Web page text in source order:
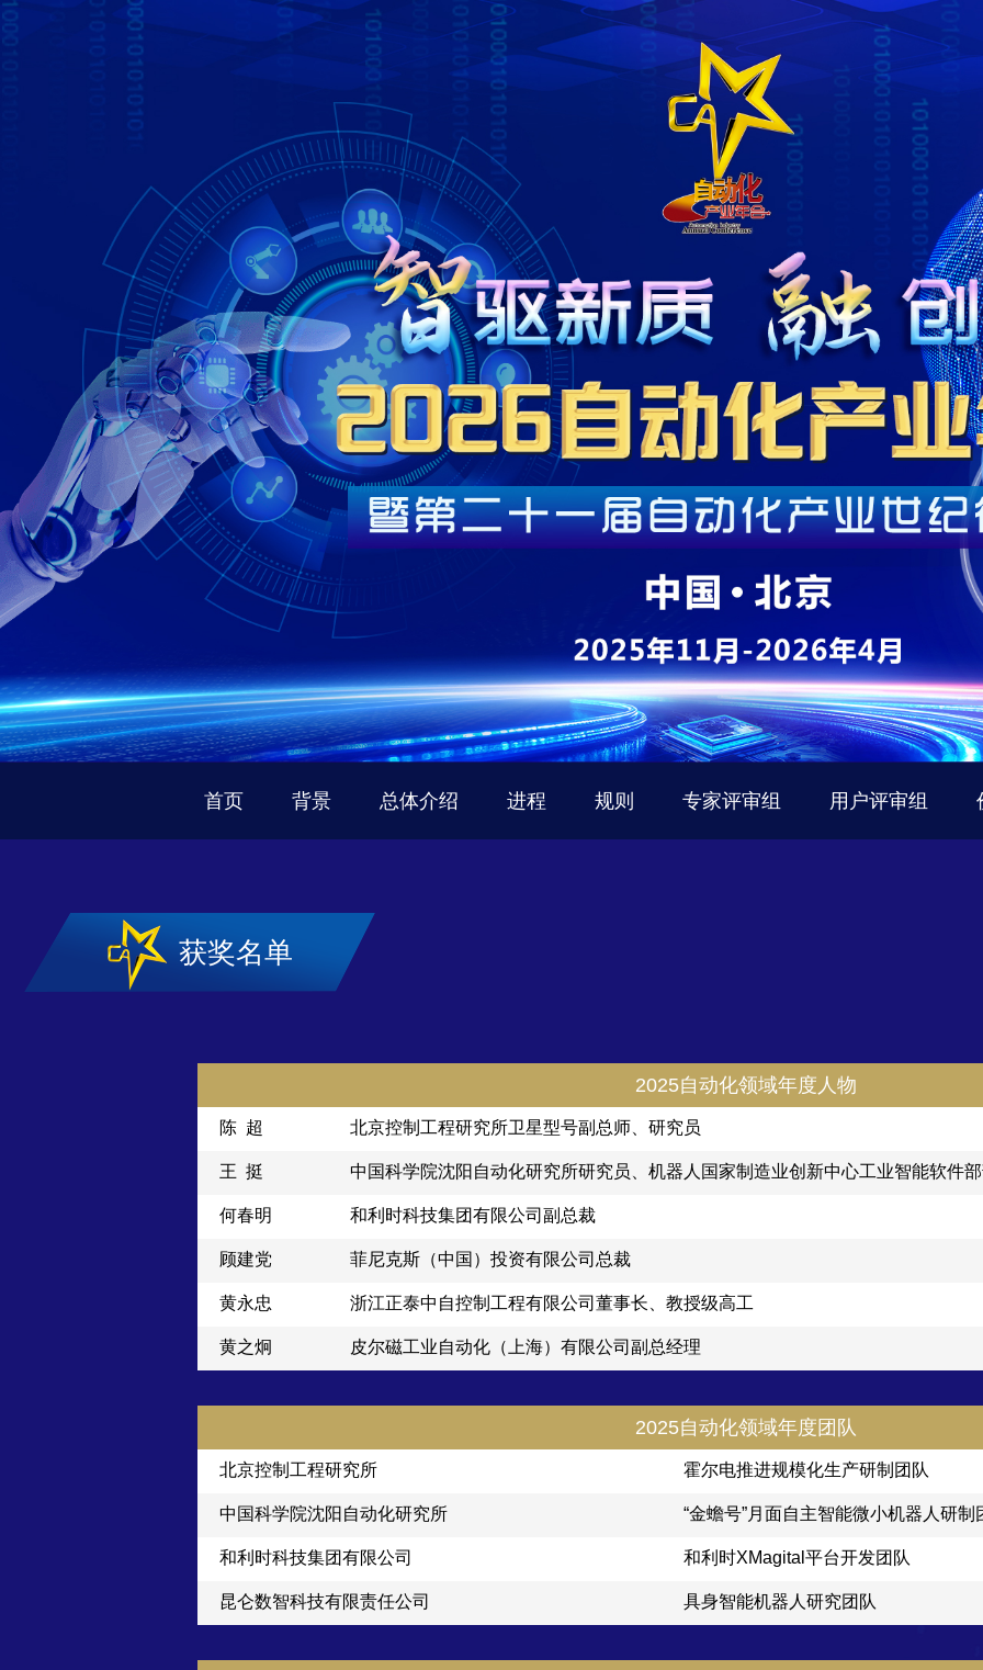
首页 背景 总体介绍 进程 规则 专家评审组 用户评审组
获奖名单
2025自动化领域年度人物
陈 超 北京控制工程研究所卫星型号副总师、研究员
王 挺 中国科学院沈阳自动化研究所研究员、机器人国家制造业创新中心工业智能软件
何春明 和利时科技集团有限公司副总裁
顾建党 菲尼克斯（中国）投资有限公司总裁
黄永忠 浙江正泰中自控制工程有限公司董事长、教授级高工
黄之炯 皮尔磁工业自动化（上海）有限公司副总经理
2025自动化领域年度团队
北京控制工程研究所 霍尔电推进规模化生产研制团队
中国科学院沈阳自动化研究所 “金蟾号”月面自主智能微小机器人研制
和利时科技集团有限公司 和利时XMagital平台开发团队
昆仑数智科技有限责任公司 具身智能机器人研究团队